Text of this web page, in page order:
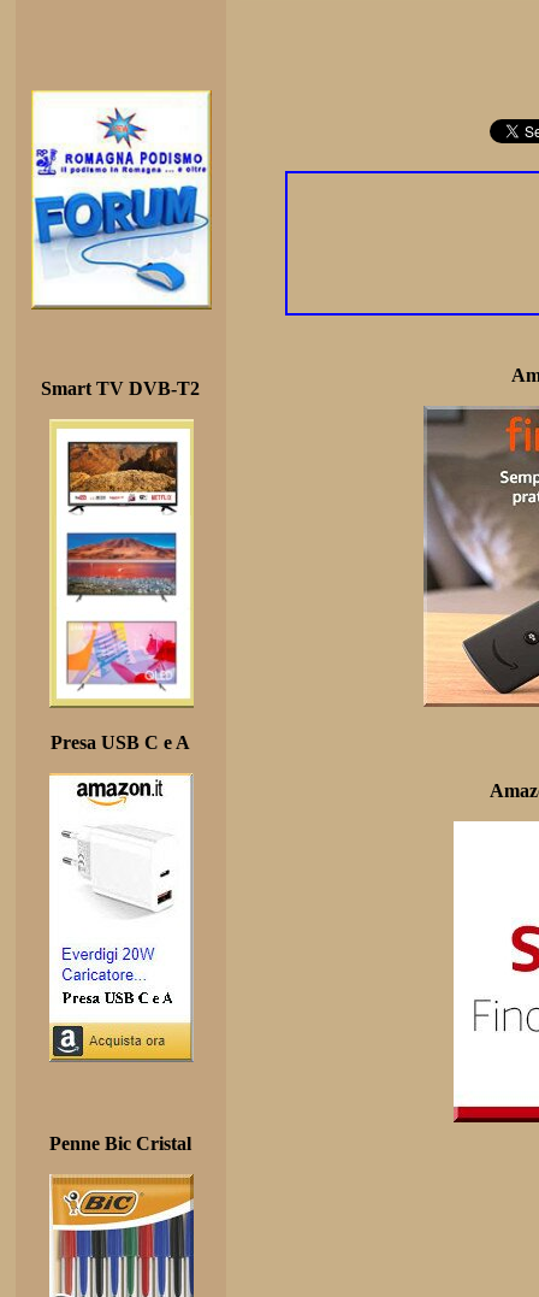
Smart TV DVB-T2
Presa USB C e A
Penne Bic Cristal